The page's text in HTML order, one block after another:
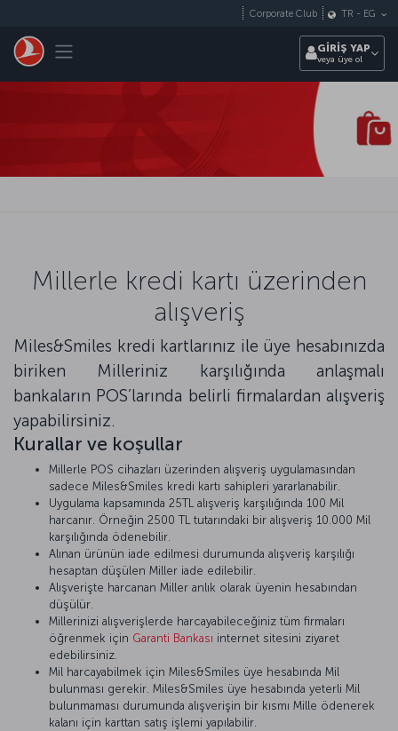
Toggle navigation
Corporate Club TR - EG
GİRİŞ YAP
veya üye ol
Millerle kredi kartı üzerinden
alışveriş
Miles&Smiles kredi kartlarınız ile üye hesabınızda
biriken Milleriniz karşılığında anlaşmalı
bankaların POS’larında belirli firmalardan alışveriş
yapabilirsiniz.
Kurallar ve koşullar
Millerle POS cihazları üzerinden alışveriş uygulamasından
sadece Miles&Smiles kredi kartı sahipleri yararlanabilir.
Uygulama kapsamında 25TL alışveriş karşılığında 100 Mil
harcanır. Örneğin 2500 TL tutarındaki bir alışveriş 10.000 Mil
karşılığında ödenebilir.
Alınan ürünün iade edilmesi durumunda alışveriş karşılığı
hesaptan düşülen Miller iade edilebilir.
Alışverişte harcanan Miller anlık olarak üyenin hesabından
düşülür.
Millerinizi alışverişlerde harcayabileceğiniz tüm firmaları
öğrenmek için Garanti Bankası internet sitesini ziyaret
edebilirsiniz.
Mil harcayabilmek için Miles&Smiles üye hesabında Mil
bulunması gerekir. Miles&Smiles üye hesabında yeterli Mil
bulunmaması durumunda alışverişin bir kısmı Mille ödenerek
kalanı için karttan satış işlemi yapılabilir.